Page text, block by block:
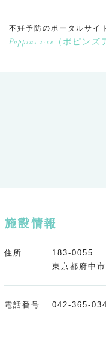
不妊予防のポータルサイト
Poppins i-ce （ポピンズ
施設情報
住所
183-0055
東京都府中
電話番号 042-365-